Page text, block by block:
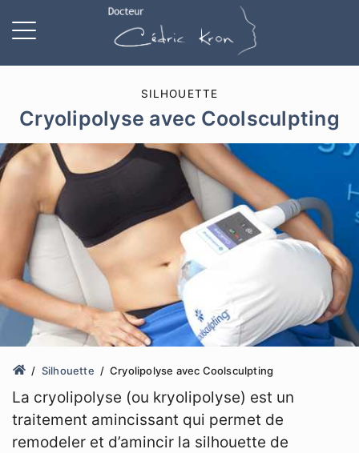
SILHOUETTE
Cryolipolyse avec Coolsculpting
Silhouette Cryolipolyse avec Coolsculpting
La cryolipolyse (ou kryolipolyse) est un
traitement amincissant qui permet de
remodeler et d’amincir la silhouette de